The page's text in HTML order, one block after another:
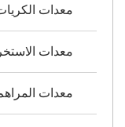
معدات
معدات
معدات